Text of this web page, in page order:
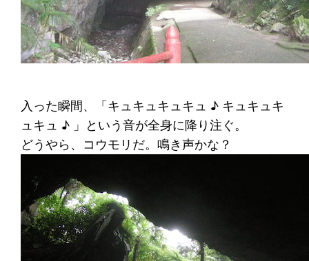
入った瞬間、「キュキュキュキュ ♪ キュキュキ
ュキュ ♪ 」という音が全身に降り注ぐ。
どうやら、コウモリだ。鳴き声かな？